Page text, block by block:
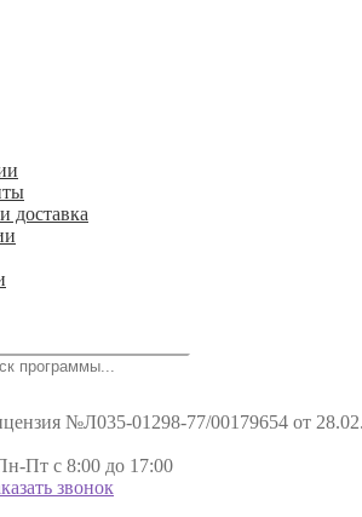
доставка
№Л035-01298-77/00179654 от
Пт с 8:00 до 17:00
звонок